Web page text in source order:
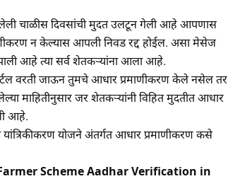
चाळीस दिवसांची मुदत उलटून गेली आहे आपणास
न केल्यास आपली निवड रद्द होईल. असा मेसेज
झाली आहे त्या सर्व शेतकऱ्यांना आला आहे.
वरती जाऊन तुमचे आधार प्रमाणीकरण केले नसेल तर
माहितीनुसार जर शेतकऱ्यांनी विहित मुदतीत आधार
आहे.
योजने अंतर्गत आधार प्रमाणीकरण कसे
Farmer Scheme Aadhar Verification in